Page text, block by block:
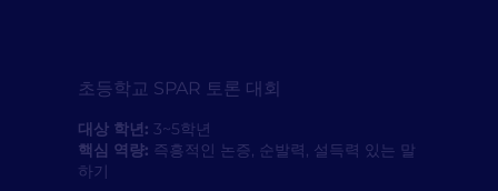
초등학교 SPAR 토론 대회
대상 학년: 3~5학년
핵심 역량: 즉흥적인 논증, 순발력, 설득력 있는 말
하기